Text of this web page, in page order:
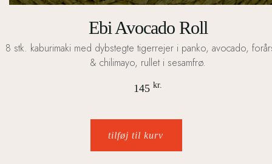
Ebi Avocado Roll
8 stk. kaburimaki med dybstegte tigerrejer i panko, avocado,
& chilimayo, rullet i sesamfrø.
145kr.
tilføj til kurv